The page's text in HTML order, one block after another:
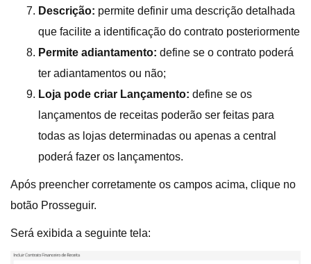
Descrição: permite definir uma descrição detalhada
que facilite a identificação do contrato posteriormente
Permite adiantamento: define se o contrato poderá
ter adiantamentos ou não;
Loja pode criar Lançamento: define se os
lançamentos de receitas poderão ser feitas para
todas as lojas determinadas ou apenas a central
poderá fazer os lançamentos.
Após preencher corretamente os campos acima, clique no
botão Prosseguir.
Será exibida a seguinte tela: